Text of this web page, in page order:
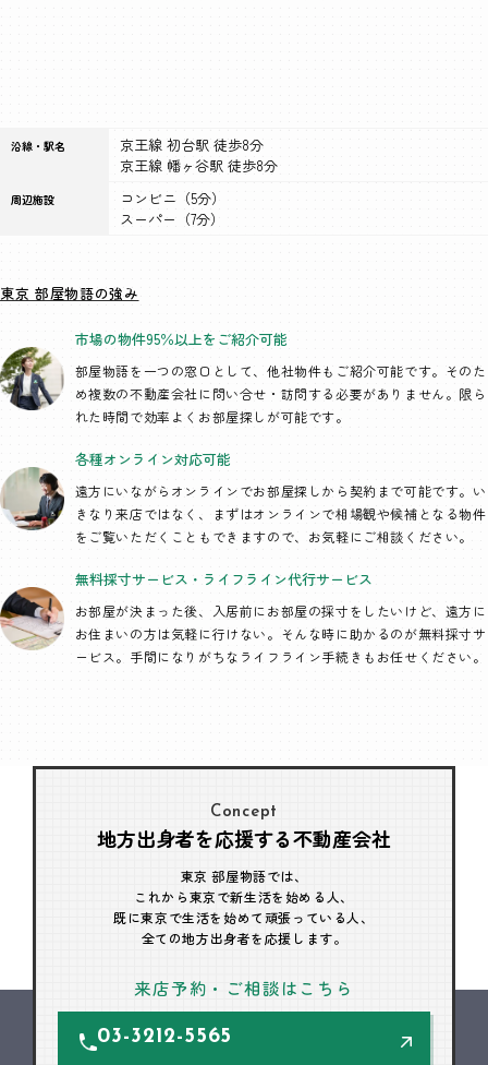
沿線・駅名
京王線 初台駅 徒歩8分
京王線 幡ヶ谷駅 徒歩8分
周辺施設
コンビニ（5分）
スーパー（7分）
東京 部屋物語の強み
市場の物件95％以上を ご紹介可能
部屋物語を一つの窓口として、他社物件もご紹介可能です。そのた
め複数の不動産会社に問い合せ・訪問する必要がありません。限ら
れた時間で効率よくお部屋探しが可能です。
各種オンライン対応可能
遠方にいながらオンラインでお部屋探しから契約まで可能です。い
きなり来店ではなく、まずはオンラインで相場観や候補となる物件
をご覧いただくこともできますので、お気軽にご相談ください。
無料採寸サービス・ ライフライン代行サービス
お部屋が決まった後、入居前にお部屋の採寸をしたいけど、遠方に
お住まいの方は気軽に行けない。そんな時に助かるのが無料採寸サ
ービス。手間になりがちなライフライン手続きもお任せください。
Concept
地方出身者を応援する不動産会社
東京 部屋物語では、
これから東京で新生活を始める人、
既に東京で生活を始めて頑張っている人、
全ての地方出身者を応援します。
来店予約・ご相談はこちら
03-3212-5565